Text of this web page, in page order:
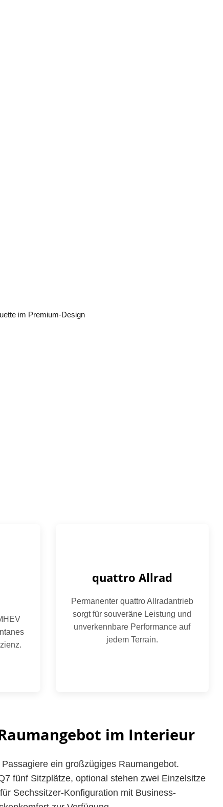
quattro Allrad
Permanenter quattro Allradantrieb
sorgt für souveräne Leistung und
unverkennbare Performance auf
jedem Terrain.
im Interieur
ein großzügiges Raumangebot.
fünf Sitzplätze, optional stehen zwei Einzelsitze
Sechssitzer-Konfiguration mit Business-